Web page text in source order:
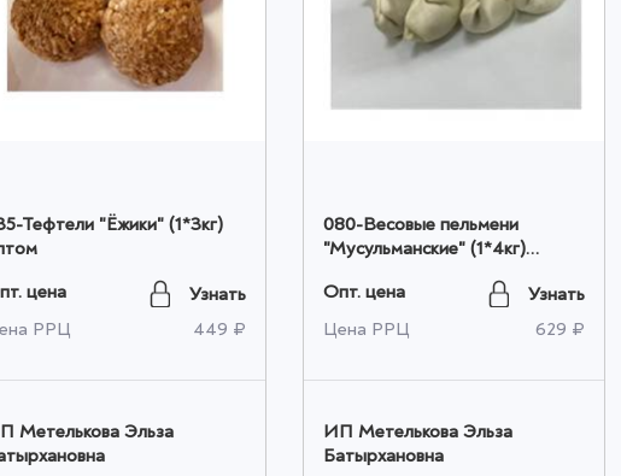
Тефтели "Ёжики" (1*3кг)
цена
Узнать
РРЦ
449 ₽
Метелькова Эльза
080-Весовые пельмени
"Мусульманские" (1*4кг)
Опт. цена
Узнать
Цена РРЦ
629 ₽
ИП Метелькова Эльза
Батырхановна